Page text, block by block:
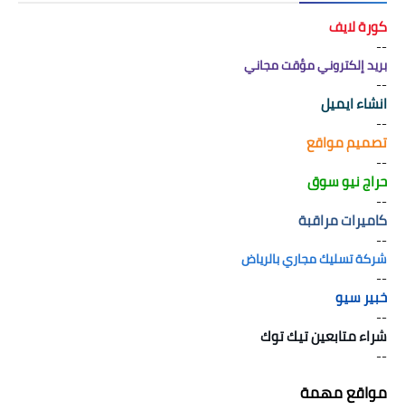
كورة لايف
--
بريد إلكتروني مؤقت مجاني
--
انشاء ايميل
--
تصميم مواقع
--
حراج نيو سوق
--
كاميرات مراقبة
--
شركة تسليك مجاري بالرياض
--
خبير سيو
--
شراء متابعين تيك توك
--
مواقع مهمة